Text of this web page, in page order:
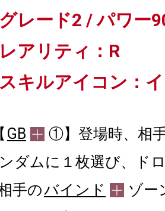
グレード2 / パワー
レアリティ：R
スキルアイコン：
GB
①】登場時、相
ダムに１枚選び、ド
手のバインド
ゾー